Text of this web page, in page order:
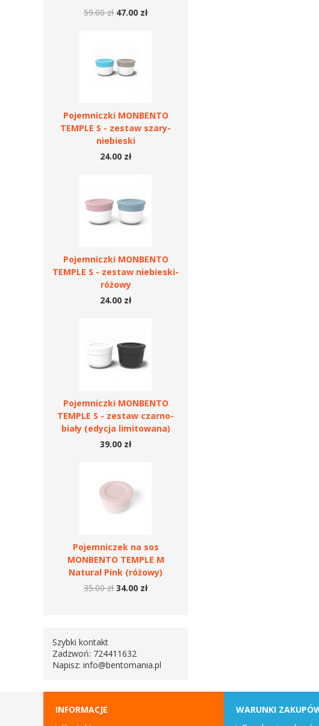
59.00 zł 47.00 zł
Pojemniczki MONBENTO
TEMPLE S - zestaw szary-
niebieski
24.00 zł
Pojemniczki MONBENTO
TEMPLE S - zestaw niebieski-
różowy
24.00 zł
Pojemniczki MONBENTO
TEMPLE S - zestaw czarno-
biały (edycja limitowana)
39.00 zł
Pojemniczek na sos
MONBENTO TEMPLE M
Natural Pink (różowy)
35.00 zł 34.00 zł
Szybki kontakt
Zadzwoń: 724411632
Napisz: info@bentomania.pl
INFORMACJE
WARUNKI